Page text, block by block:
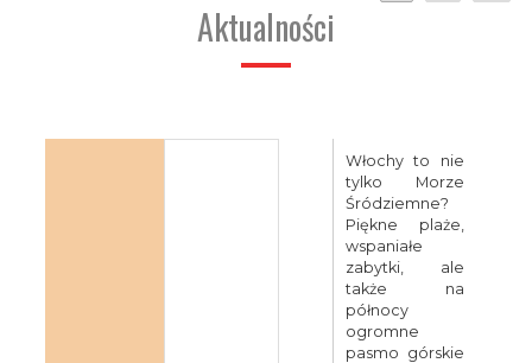
Aktualności
Włochy to nie
tylko Morze
Śródziemne?
Piękne plaże,
wspaniałe
zabytki, ale
także na
północy
ogromne
pasmo górskie